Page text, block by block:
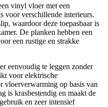
vinyl vloer met een
voor verschillende interieurs.
waardoor deze toepasbaar is
De planken hebben een
een rustige en strakke
eenvoudig te leggen zonder
voor elektrische
vloerverwarming op basis van
is krasbestendig en maakt de
en zeer intensief